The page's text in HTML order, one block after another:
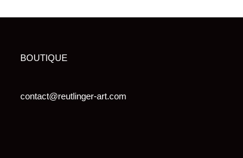
BOUTIQUE
contact@reutlinger-art.com